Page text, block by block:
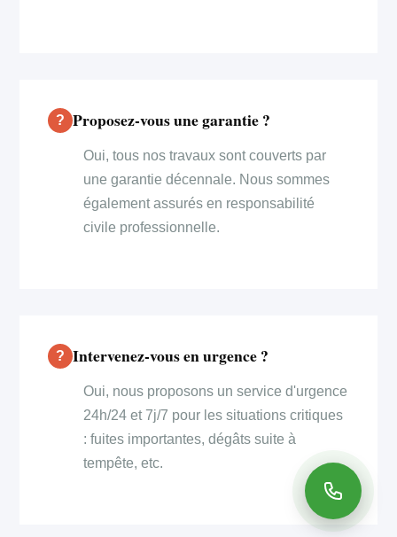
Proposez-vous une garantie ?
Oui, tous nos travaux sont couverts par
une garantie décennale. Nous sommes
également assurés en responsabilité
civile professionnelle.
Intervenez-vous en urgence ?
Oui, nous proposons un service d'urgence
24h/24 et 7j/7 pour les situations critiques
: fuites importantes, dégâts suite à
tempête, etc.